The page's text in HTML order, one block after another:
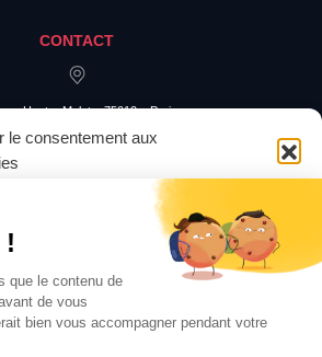
le consentement aux
nous utilisons des technologies
stocker et/ou accéder aux informations des
à ces technologies nous permettra de traiter
comportement de navigation ou les ID uniques
consentir ou de retirer son consentement peut
caractéristiques et fonctions.
CONTACT
rue Hector Malot – 75012 – Paris